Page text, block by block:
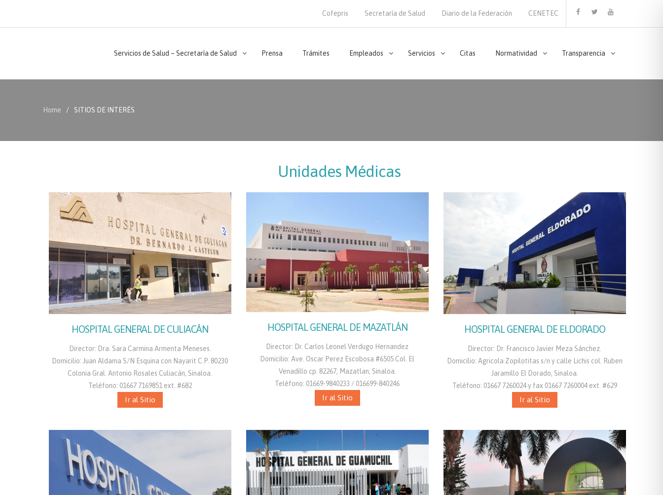
Cofepris Secretaría de Salud Diario de la Federación
CENETEC
Servicios de Salud – Secretaría de Salud Prensa Trámites Empleados Servicios Citas Normatividad Transparencia
Home SITIOS DE INTERÉS
Unidades Médicas
HOSPITAL GENERAL DE CULIACÁN
Director: Dra. Sara Carmina Armenta Meneses.
Domicilio: Juan Aldama S/N Esquina con Nayarit C.P. 80230
Colonia Gral. Antonio Rosales Culiacán, Sinaloa.
Teléfono: 01667 7169851 ext. #682
Ir al Sitio
HOSPITAL GENERAL DE MAZATLÁN
Director: Dr. Carlos Leonel Verdugo Hernandez
Domicilio: Ave. Oscar Perez Escobosa #6505 Col. El
Venadillo cp. 82267, Mazatlan, Sinaloa.
Teléfono: 01669-9840233 / 016699-840246
Ir al Sitio
HOSPITAL GENERAL DE ELDORADO
Director: Dr. Francisco Javier Meza Sánchez.
Domicilio: Agricola Zopilotitas s/n y calle Lichis col. Ruben
Jaramillo El Dorado, Sinaloa.
Teléfono: 01667 7260024 y fax 01667 7260004 ext. #629
Ir al Sitio